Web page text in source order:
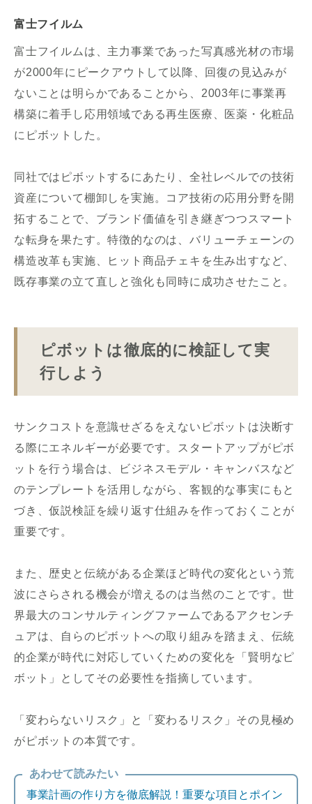
富士フイルム
富士フイルムは、主力事業であった写真感光材の市場
が2000年にピークアウトして以降、回復の見込みが
ないことは明らかであることから、2003年に事業再
構築に着手し応用領域である再生医療、医薬・化粧品
にピボットした。
同社ではピボットするにあたり、全社レベルでの技術
資産について棚卸しを実施。コア技術の応用分野を開
拓することで、ブランド価値を引き継ぎつつスマート
な転身を果たす。特徴的なのは、バリューチェーンの
構造改革も実施、ヒット商品チェキを生み出すなど、
既存事業の立て直しと強化も同時に成功させたこと。
ピボットは徹底的に検証して実
行しよう
サンクコストを意識せざるをえないピボットは決断す
る際にエネルギーが必要です。スタートアップがピボ
ットを行う場合は、ビジネスモデル・キャンバスなど
のテンプレートを活用しながら、客観的な事実にもと
づき、仮説検証を繰り返す仕組みを作っておくことが
重要です。
また、歴史と伝統がある企業ほど時代の変化という荒
波にさらされる機会が増えるのは当然のことです。世
界最大のコンサルティングファームであるアクセンチ
ュアは、自らのピボットへの取り組みを踏まえ、伝統
的企業が時代に対応していくための変化を「賢明なピ
ボット」としてその必要性を指摘しています。
「変わらないリスク」と「変わるリスク」その見極め
がピボットの本質です。
あわせて読みたい
事業計画の作り方を徹底解説！重要な項目とポイン